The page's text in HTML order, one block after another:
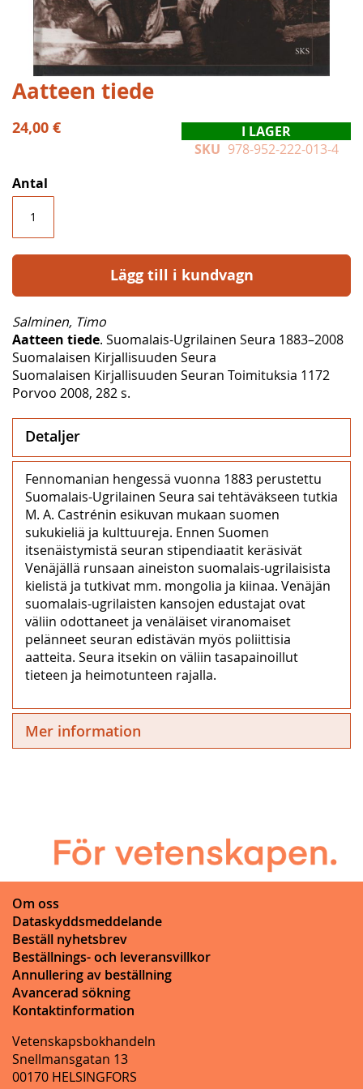
Hoppa
till
början
av
Aatteen tiede
24,00 €
I LAGER
SKU 978-952-222-013-4
Antal
Lägg till i kundvagn
Salminen, Timo
Aatteen tiede. Suomalais-Ugrilainen Seura 1883–2008
Suomalaisen Kirjallisuuden Seura
Suomalaisen Kirjallisuuden Seuran Toimituksia 1172
Porvoo 2008, 282 s.
Detaljer
Fennomanian hengessä vuonna 1883 perustettu
Suomalais-Ugrilainen Seura sai tehtäväkseen tutkia
M. A. Castrénin esikuvan mukaan suomen
sukukieliä ja kulttuureja. Ennen Suomen
itsenäistymistä seuran stipendiaatit keräsivät
Venäjällä runsaan aineiston suomalais-ugrilaisista
kielistä ja tutkivat mm. mongolia ja kiinaa. Venäjän
suomalais-ugrilaisten kansojen edustajat ovat
väliin odottaneet ja venäläiset viranomaiset
pelänneet seuran edistävän myös poliittisia
aatteita. Seura itsekin on väliin tasapainoillut
tieteen ja heimotunteen rajalla.
Mer information
Om oss
Dataskyddsmeddelande
Beställ nyhetsbrev
Beställnings- och leveransvillkor
Annullering av beställning
Avancerad sökning
Kontaktinformation
Vetenskapsbokhandeln
Snellmansgatan 13
00170 HELSINGFORS